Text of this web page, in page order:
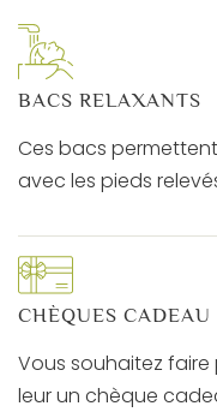
BACS RELAXANTS
Ces bacs
avec les pieds
CHÈQUES CADEAU
Vous souhaitez faire
leur un chèque